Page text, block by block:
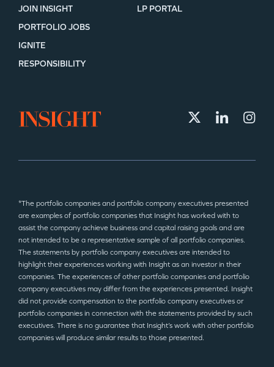
JOIN INSIGHT
LP PORTAL
PORTFOLIO JOBS
IGNITE
RESPONSIBILITY
*The portfolio companies and portfolio company executives presented
are examples of portfolio companies that Insight has worked with to
assist the company achieve business and capital raising goals and are
not intended to be a representative sample of all portfolio companies.
The statements by portfolio company executives are intended to
highlight their experiences working with Insight as an investor in their
companies. The experiences of other portfolio companies and portfolio
company executives may differ from the experiences presented. Insight
did not provide compensation to the portfolio company executives or
portfolio companies in connection with the statements provided by such
executives. There is no guarantee that Insight’s work with other portfolio
companies will produce similar results to those presented.